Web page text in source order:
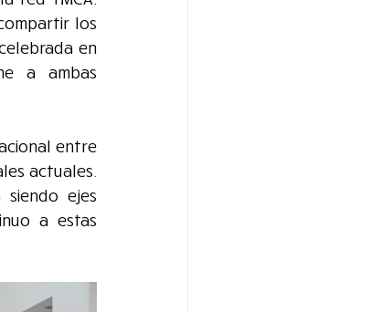
los
en
a ambas
entre
actuales.
ejes
a estas